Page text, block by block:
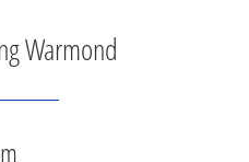
Warmond